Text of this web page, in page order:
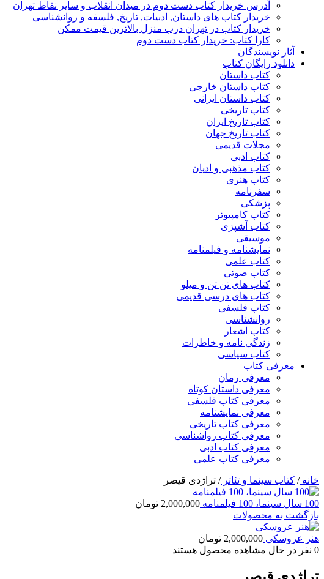
آدرس خریدار کتاب دست دوم در میدان انقلاب و سایر نقاط تهران
خریدار کتاب های داستان, ادبیات, تاریخ, فلسفه و روانشناسی
خریدار کتاب در تهران درب منزل بالاترین قیمت ممکن
کارا کتاب: خریدار کتاب دست دوم
آثار نویسندگان
دانلود رایگان کتاب
کتاب داستان
کتاب داستان خارجی
کتاب داستان ایرانی
کتاب تاریخی
کتاب تاریخ ایران
کتاب تاریخ جهان
مجلات قدیمی
کتاب ادبی
کتاب مذهبی و ادیان
کتاب هنری
سفرنامه
پزشکی
کتاب کامپیوتر
کتاب آشپزی
موسیقی
نمایشنامه و فیلمنامه
کتاب علمی
کتاب صوتی
کتاب های تن تن و میلو
کتاب های درسی قدیمی
کتاب فلسفی
روانشناسی
کتاب اشعار
زندگی نامه و خاطرات
کتاب سیاسی
معرفی کتاب
معرفی رمان
معرفی داستان کوتاه
معرفی کتاب فلسفی
معرفی نمایشنامه
معرفی کتاب تاریخی
معرفی کتاب رواشناسی
معرفی کتاب ادبی
معرفی کتاب علمی
خانه/ کتاب سینما و تئاتر/ تراژدی قیصر
100 سال سینما، 100 فیلمنامه 2,000,000 تومان
بازگشت به محصولات
هنر عروسکی 2,000,000 تومان
0 نفر در حال مشاهده محصول هستند